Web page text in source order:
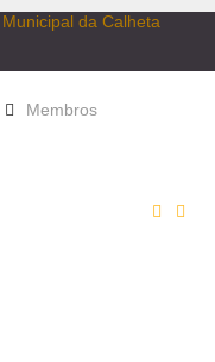
Membros